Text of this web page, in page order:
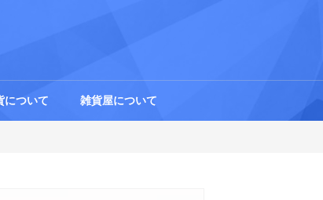
について 雑貨屋について